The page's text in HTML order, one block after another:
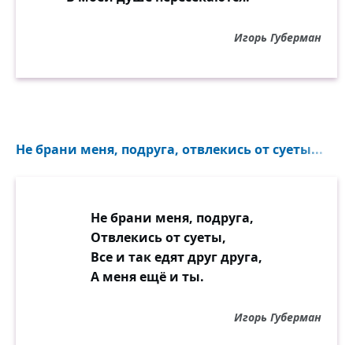
Игорь Губерман
Не брани меня, подруга, отвлекись от суеты...
Не брани меня, подруга,
Отвлекись от суеты,
Все и так едят друг друга,
А меня ещё и ты.
Игорь Губерман